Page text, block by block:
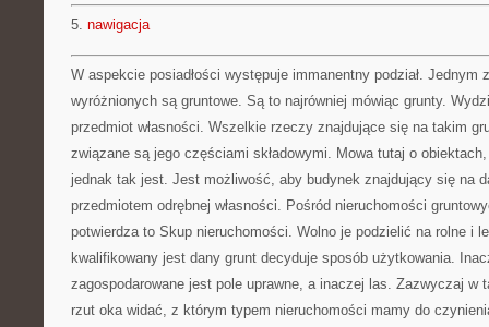
5. nawigacja
W aspekcie posiadłości występuje immanentny podział. Jednym
wyróżnionych są gruntowe. Są to najrówniej mówiąc grunty.
przedmiot własności. Wszelkie rzeczy znajdujące się na takim
związane są jego częściami składowymi. Mowa tutaj o
jednak tak jest. Jest możliwość, aby budynek znajdujący się na
przedmiotem odrębnej własności. Pośród nieruchomości
potwierdza to Skup nieruchomości. Wolno je podzielić na rolne i
kwalifikowany jest dany grunt decyduje sposób użytkowania.
zagospodarowane jest pole uprawne, a inaczej las. Zazwyczaj w
rzut oka widać, z którym typem nieruchomości mamy do